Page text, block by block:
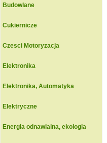
Budowlane
Cukiernicze
Czesci Motoryzacja
Elektronika
Elektronika, Automatyka
Elektryczne
Energia odnawialna, ekologia